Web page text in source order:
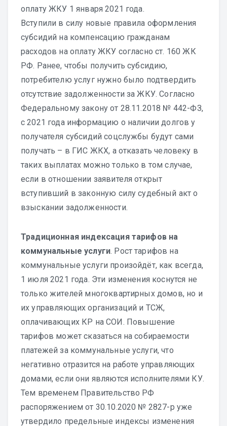
оплату ЖКУ 1 января 2021 года.
Вступили в силу новые правила оформления
субсидий на компенсацию гражданам
расходов на оплату ЖКУ согласно ст. 160 ЖК
РФ. Ранее, чтобы получить субсидию,
потребителю услуг нужно было подтвердить
отсутствие задолженности за ЖКУ. Согласно
Федеральному закону от 28.11.2018 № 442-ФЗ,
с 2021 года информацию о наличии долгов у
получателя субсидий соцслужбы будут сами
получать – в ГИС ЖКХ, а отказать человеку в
таких выплатах можно только в том случае,
если в отношении заявителя открыт
вступивший в законную силу судебный акт о
взыскании задолженности.
Традиционная индексация тарифов на
коммунальные услуги. Рост тарифов на
коммунальные услуги произойдёт, как всегда,
1 июля 2021 года. Эти изменения коснутся не
только жителей многоквартирных домов, но и
их управляющих организаций и ТСЖ,
оплачивающих КР на СОИ. Повышение
тарифов может сказаться на собираемости
платежей за коммунальные услуги, что
негативно отразится на работе управляющих
домами, если они являются исполнителями КУ.
Тем временем Правительство РФ
распоряжением от 30.10.2020 № 2827-р уже
утвердило предельные индексы изменения